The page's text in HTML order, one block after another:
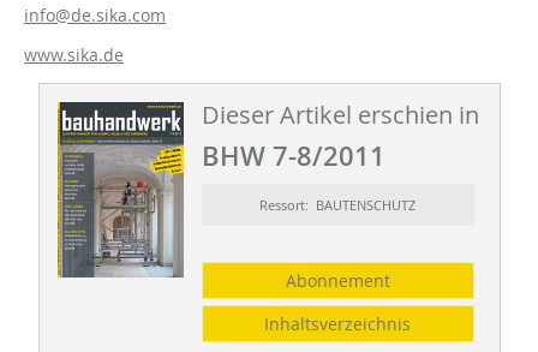
info@de.sika.com
www.sika.de
Dieser Artikel erschien in
BHW 7-8/2011
Ressort: BAUTENSCHUTZ
Abonnement
Inhaltsverzeichnis